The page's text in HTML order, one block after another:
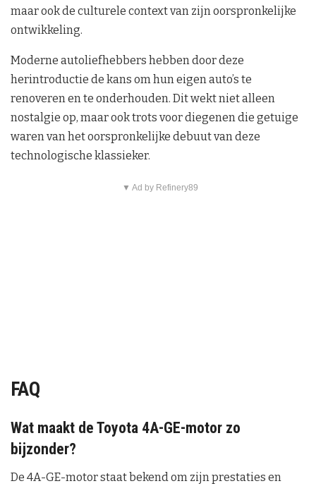
maar ook de culturele context van zijn oorspronkelijke
ontwikkeling.
Moderne autoliefhebbers hebben door deze
herintroductie de kans om hun eigen auto’s te
renoveren en te onderhouden. Dit wekt niet alleen
nostalgie op, maar ook trots voor diegenen die getuige
waren van het oorspronkelijke debuut van deze
technologische klassieker.
▼ Ad by Refinery89
FAQ
Wat maakt de Toyota 4A-GE-motor zo
bijzonder?
De 4A-GE-motor staat bekend om zijn prestaties en